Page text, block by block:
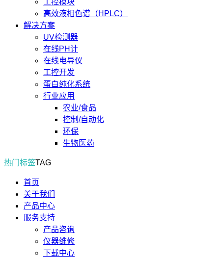
工控模块
高效液相色谱（HPLC）
解决方案
UV检测器
在线PH计
在线电导仪
工控开发
蛋白纯化系统
行业应用
农业/食品
控制/自动化
环保
生物医药
热门标签TAG
首页
关于我们
产品中心
服务支持
产品咨询
仪器维修
下载中心